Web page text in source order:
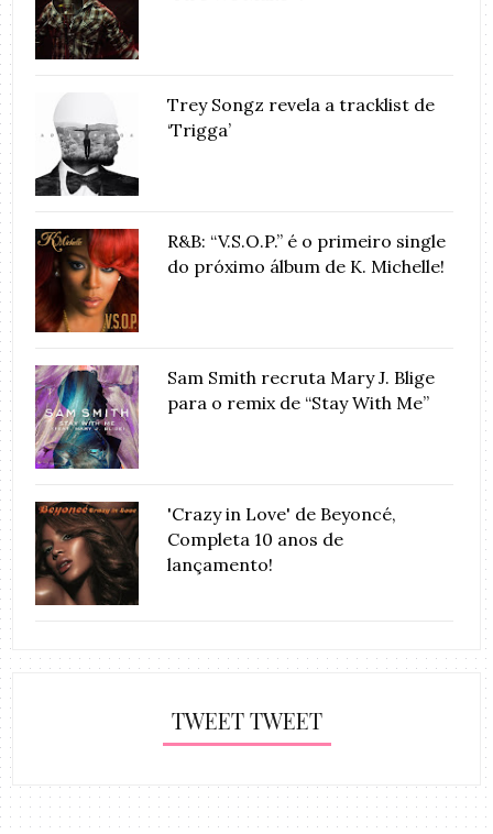
Trey Songz revela a tracklist de
‘Trigga’
R&B: “V.S.O.P.” é o primeiro single
do próximo álbum de K. Michelle!
Sam Smith recruta Mary J. Blige
para o remix de “Stay With Me”
'Crazy in Love' de Beyoncé,
Completa 10 anos de
lançamento!
TWEET TWEET